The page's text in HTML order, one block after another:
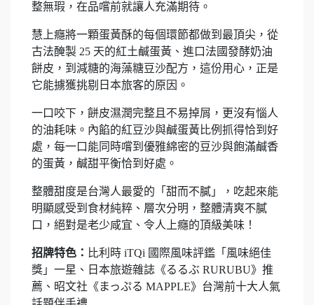
整無瑕，在品嚐前就讓人充滿期待。
慧上癮將一顆蛋黃酥的每個環節都做到最頂尖，從
古法醃製 25 天的紅土鹹蛋黃、進口法國發酵奶油
餅皮，到減糖的海藻糖豆沙配方，這份用心，正是
它能擄獲挑剔日本旅客的原因。
一口咬下，餅皮濕潤完整且不易掉屑，更沒有惱人
的油耗味。內餡的紅豆沙與鹹蛋黃比例抓得恰到好
處，每一口能同時嚐到優雅綿密的豆沙與飽滿鹹香
的蛋黃，鹹甜平衡恰到好處。
整體甜度是台灣人最愛的「甜而不膩」，吃起來能
明顯感受到食材純粹、層次分明，整體清爽不膩
口，絕對是老少咸宜、令人上癮的頂級美味！
招牌特色： 比利時 iTQi 國際風味評鑑「風味絕佳
獎」一星、日本旅遊雜誌《るるぶ RURUBU》推
薦、昭文社《まっぷる MAPPLE》台灣前十大人氣